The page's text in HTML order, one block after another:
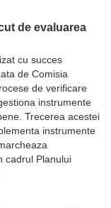
de evaluarea
cu succes
de Comisia
de verificare
instrumente
Trecerea acestei
instrumente
cadrul Planului